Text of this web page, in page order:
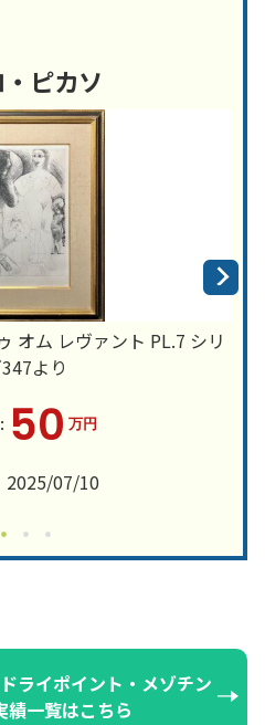
ピカソ
オム レヴァント PL.7 シリ
より
50 万円
2025/07/10
ライポイント・メゾチン
績一覧はこちら